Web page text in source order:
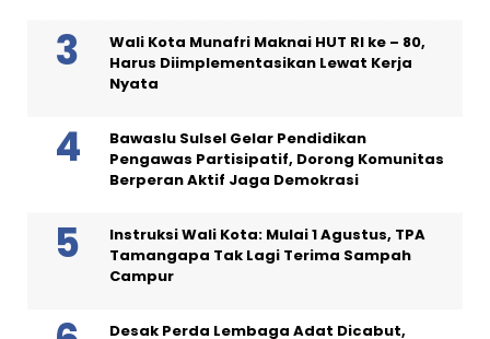
Wali Kota Munafri Maknai HUT RI ke – 80,
Harus Diimplementasikan Lewat Kerja
Nyata
Bawaslu Sulsel Gelar Pendidikan
Pengawas Partisipatif, Dorong Komunitas
Berperan Aktif Jaga Demokrasi
Instruksi Wali Kota: Mulai 1 Agustus, TPA
Tamangapa Tak Lagi Terima Sampah
Campur
Desak Perda Lembaga Adat Dicabut,